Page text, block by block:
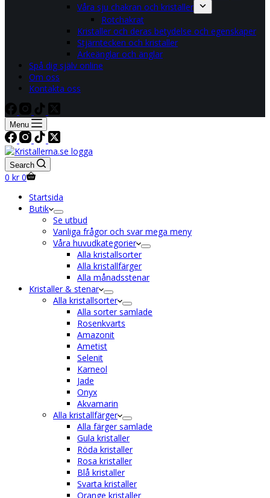
Våra sju chakran och kristaller
Rotchakrat
Kristaller och deras betydelse och egenskaper
Stjärntecken och kristaller
Ärkeänglar och änglar
Spå dig själv online
Om oss
Kontakta oss
Menu
Search
Shopping
0 kr 0
Startsida
Butik
Se utbud
Vanliga frågor och svar mega meny
Våra huvudkategorier
Alla kristallsorter
Alla kristallfärger
Alla månadsstenar
Kristaller & stenar
Alla kristallsorter
Alla sorter samlade
Rosenkvarts
Amazonit
Ametist
Selenit
Karneol
Jade
Onyx
Akvamarin
Alla kristallfärger
Alla färger samlade
Gula kristaller
Röda kristaller
Rosa kristaller
Blå kristaller
Svarta kristaller
Orange kristaller